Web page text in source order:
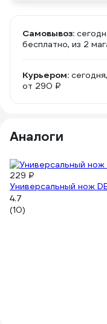
Самовывоз:
бесплатно, из 2
Курьером: сегодня,
от 290 ₽
Аналоги
229 ₽
Универсальный нож
4.7
(10)